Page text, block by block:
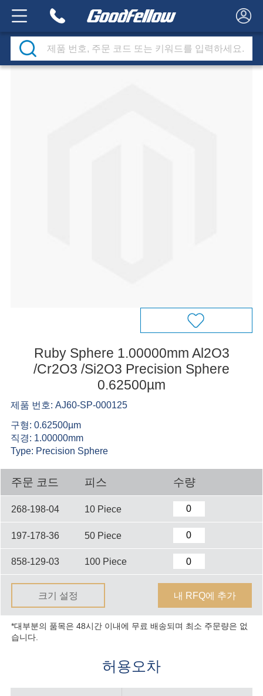
Ruby Sphere 1.00000mm Al2O3
/Cr2O3 /Si2O3 Precision Sphere
0.62500µm
제품 번호: AJ60-SP-000125
구형: 0.62500µm
직경: 1.00000mm
Type: Precision Sphere
주문 코드 피스 수량
268-198-04 10 Piece
197-178-36 50 Piece
858-129-03 100 Piece
크기 설정 내 RFQ에 추가
*대부분의 품목은 48시간 이내에 무료 배송되며 최소 주문량은 없
습니다.
허용오차